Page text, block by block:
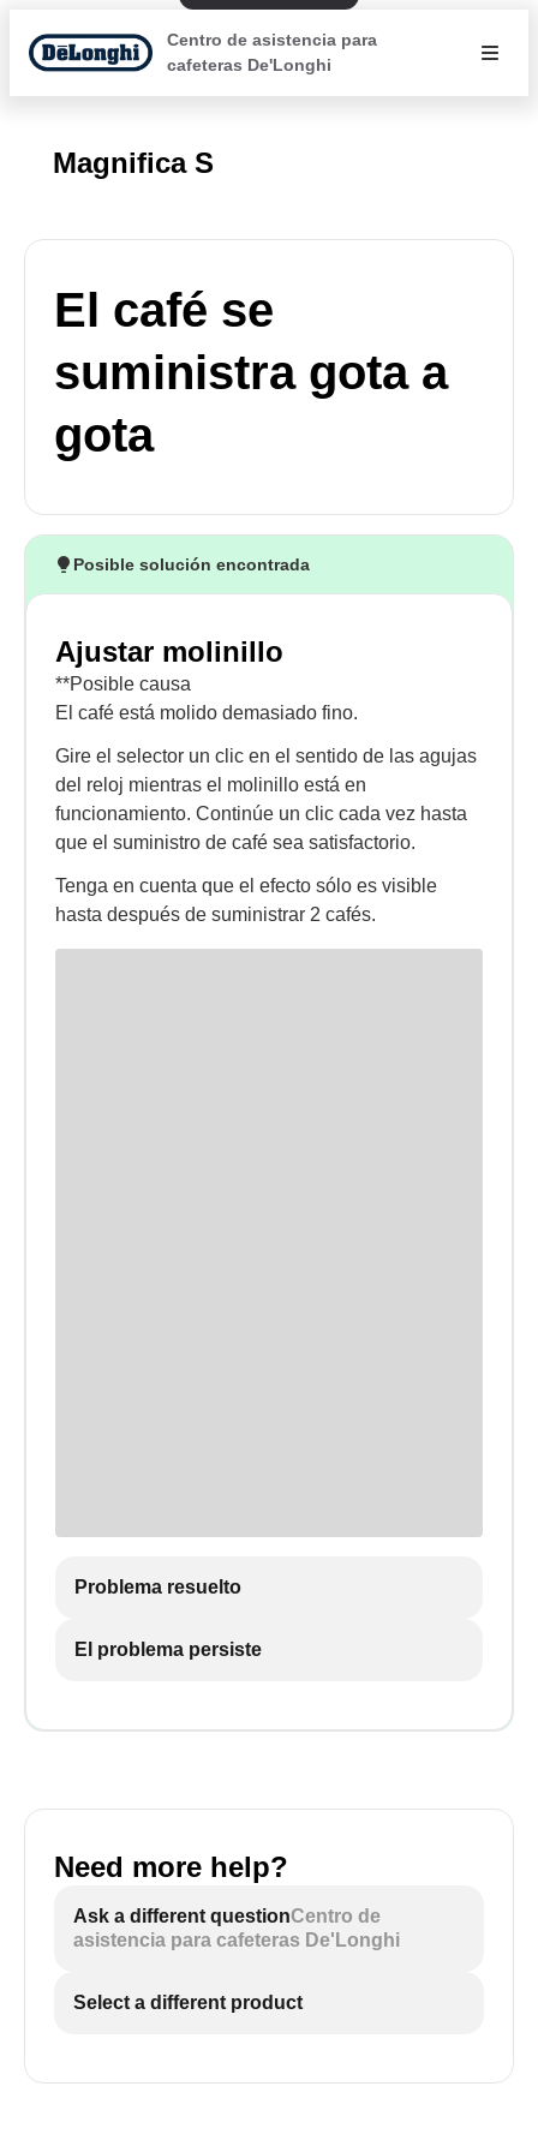
Centro de asistencia para
cafeteras De'Longhi
Magnifica S
El café se
suministra gota a
gota
Posible solución encontrada
Ajustar molinillo
**Posible causa
El café está molido demasiado fino.
Gire el selector un clic en el sentido de las agujas
del reloj mientras el molinillo está en
funcionamiento. Continúe un clic cada vez hasta
que el suministro de café sea satisfactorio.
Tenga en cuenta que el efecto sólo es visible
hasta después de suministrar 2 cafés.
Problema resuelto
El problema persiste
Need more help?
Ask a different questionCentro de
asistencia para cafeteras De'Longhi
Select a different product